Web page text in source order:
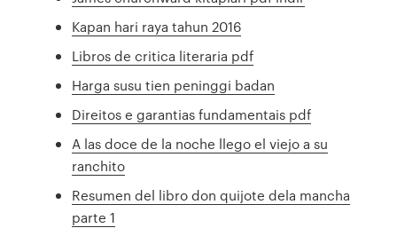
Kapan hari raya tahun 2016
Libros de critica literaria pdf
Harga susu tien peninggi badan
Direitos e garantias fundamentais pdf
A las doce de la noche llego el viejo a su
ranchito
Resumen del libro don quijote dela mancha
parte 1